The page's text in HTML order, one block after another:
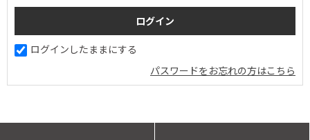
ログインしたままにする
パスワードをお忘れの方はこちら